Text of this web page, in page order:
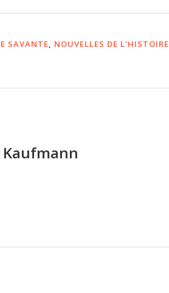
SAVANTE, NOUVELLES DE L'HISTOIRE
Kaufmann